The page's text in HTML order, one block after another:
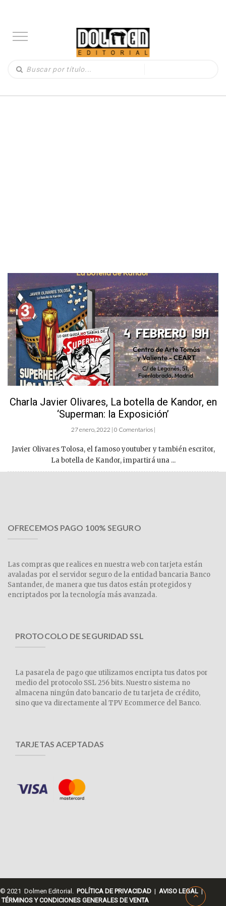
Charla Javier Olivares, La botella de Kandor, en
‘Superman: la Exposición’
27 enero, 2022 | 0 Comentarios |
Javier Olivares Tolosa, el famoso youtuber y también escritor,
La botella de Kandor, impartirá una ...
OFRECEMOS PAGO 100% SEGURO
Las compras que realices en nuestra web con tarjeta están
avaladas por el servidor seguro de la entidad bancaria Banco
Santander, de manera que tus datos están protegidos y
encriptados por la tecnología más avanzada.
PROTOCOLO DE SEGURIDAD SSL
La pasarela de pago que utilizamos encripta tus datos por
medio del protocolo SSL 256 bits. Nuestro sistema no
almacena ningún dato bancario de tu tarjeta de crédito,
sino que va directamente al TPV Ecommerce del Banco.
TARJETAS ACEPTADAS
© 2021 Dolmen Editorial. POLÍTICA DE PRIVACIDAD | AVISO LEGAL |
TÉRMINOS Y CONDICIONES GENERALES DE VENTA